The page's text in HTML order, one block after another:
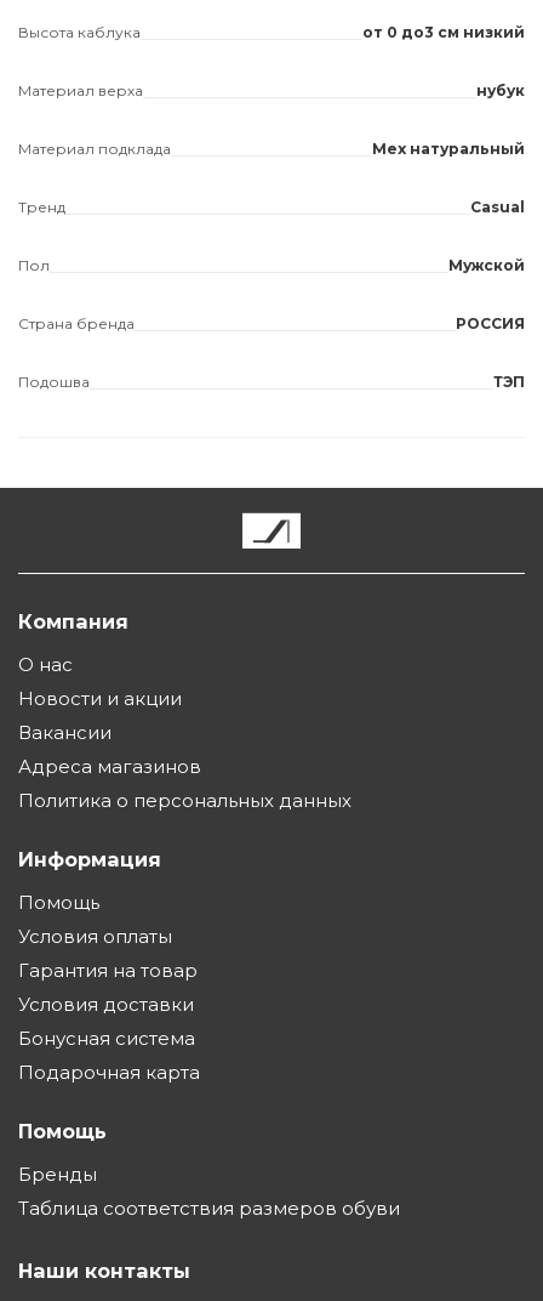
Высота каблука от 0 до3 см низкий
Материал верха нубук
Материал подклада Мех натуральный
Тренд Casual
Пол Мужской
Страна бренда РОССИЯ
Подошва ТЭП
Компания
О нас
Новости и акции
Вакансии
Адреса магазинов
Политика о персональных данных
Информация
Помощь
Условия оплаты
Гарантия на товар
Условия доставки
Бонусная система
Подарочная карта
Помощь
Бренды
Таблица соответствия размеров обуви
Наши контакты